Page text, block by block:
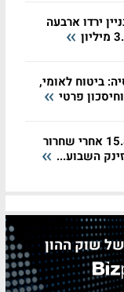
ירדו ארבעה
ביטוח לאומי,
פרטי
ספייס X זינקה 15.8% אחרי שחרור
השבוע...
שוק ההון